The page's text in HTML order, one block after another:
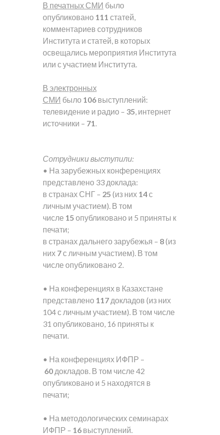
В печатных СМИ было
опубликовано 111 статей,
комментариев сотрудников
Института и статей, в которых
освещались мероприятия Института
или с участием Института.
В электронных
СМИ было 106выступлений:
телевидение и радио – 35, интернет
источники – 71.
Сотрудники выступили:
• На зарубежных конференциях
представлено 33 доклада:
в странах СНГ – 25 (из них 14с
личным участием). В том
числе 15 опубликовано и 5 приняты к
печати;
в странах дальнего зарубежья – 8(из
них 7с личным участием). В том
числе опубликовано 2.
• На конференциях в Казахстане
представлено 117докладов (из них
104 с личным участием). В том числе
31 опубликовано, 16 приняты к
печати.
• На конференциях ИФПР –
60докладов. В том числе 42
опубликовано и 5 находятся в
печати;
• На методологических семинарах
ИФПР – 16выступлений.